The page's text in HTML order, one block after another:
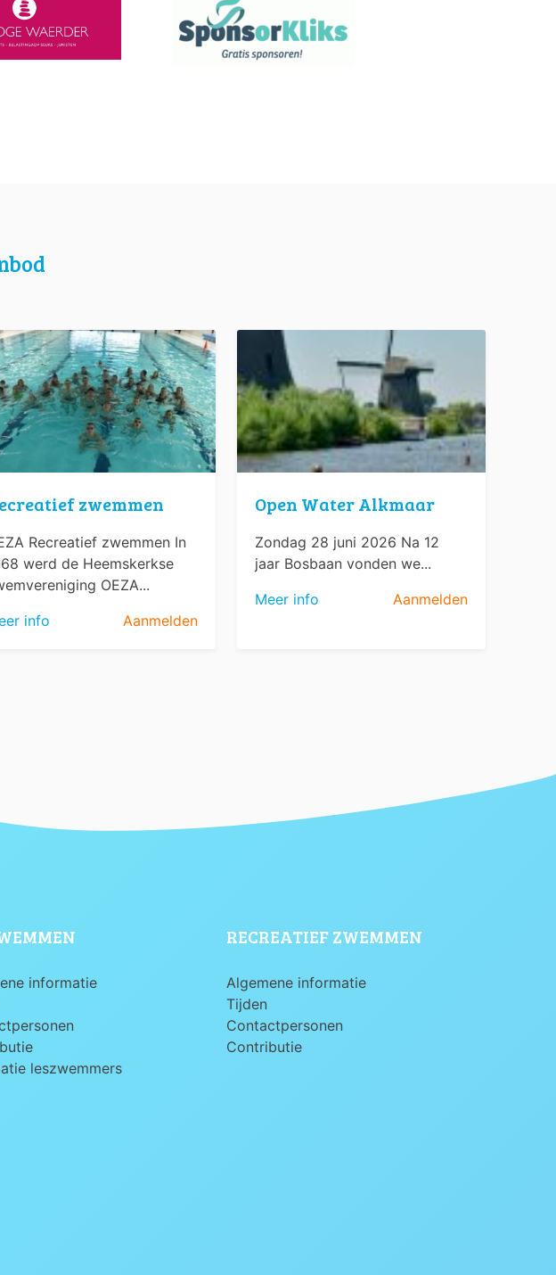
zwemmen
Recreatief zwemmen In
werd de Heemskerkse
OEZA...
info
Aanmelden
Open Water Alkmaar
Zondag 28 juni 2026 Na 12
jaar Bosbaan vonden we...
Meer info
Aanmelden
informatie
leszwemmers
RECREATIEF ZWEMMEN
Algemene informatie
Tijden
Contactpersonen
Contributie